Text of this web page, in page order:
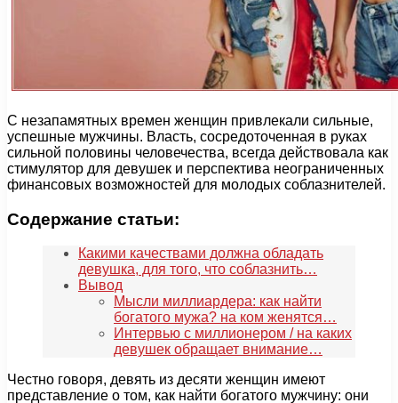
С незапамятных времен женщин привлекали сильные,
успешные мужчины. Власть, сосредоточенная в руках
сильной половины человечества, всегда действовала как
стимулятор для девушек и перспектива неограниченных
финансовых возможностей для молодых соблазнителей.
Содержание статьи:
Какими качествами должна обладать
девушка, для того, что соблазнить…
Вывод
Мысли миллиардера: как найти
богатого мужа? на ком женятся…
Интервью с миллионером / на каких
девушек обращает внимание…
Честно говоря, девять из десяти женщин имеют
представление о том, как найти богатого мужчину: они